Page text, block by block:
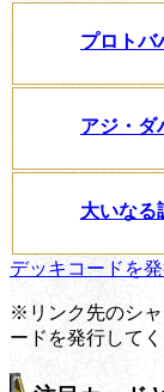
プロトバ
アジ・ダ
大いなる
デッキコードを
※リンク先のシャ
ードを発行してく